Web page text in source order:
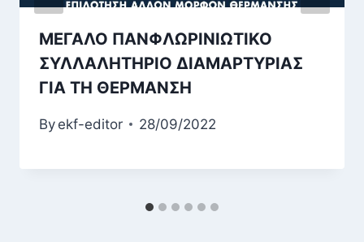
ΜΕΓΑΛΟ ΠΑΝΦΛΩΡΙΝΙΩΤΙΚΟ
ΣΥΛΛΑΛΗΤΗΡΙΟ ΔΙΑΜΑΡΤΥΡΙΑΣ
ΓΙΑ ΤΗ ΘΕΡΜΑΝΣΗ
By ekf-editor 28/09/2022